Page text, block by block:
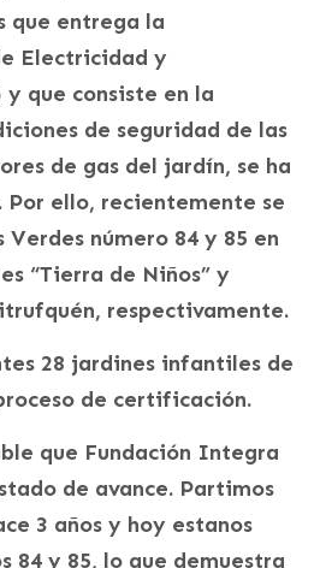
que entrega la
Electricidad y
y que consiste en la
de seguridad de las
de gas del jardín, se ha
ello, recientemente se
número 84 y 85 en
“Tierra de Niños” y
respectivamente.
28 jardines infantiles de
de certificación.
que Fundación Integra
de avance. Partimos
3 años y hoy estanos
84 y 85, lo que demuestra